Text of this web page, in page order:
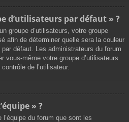
d’utilisateurs par défaut » ?
groupe d’utilisateurs, votre groupe
afin de déterminer quelle sera la couleur
défaut. Les administrateurs du forum
vous-même votre groupe d’utilisateurs
de l’utilisateur.
» ?
du forum que sont les